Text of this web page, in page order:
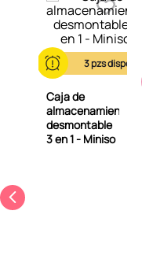
ahora!
3
Caja de
almacenamiento
desmontable
3 en 1 - Miniso